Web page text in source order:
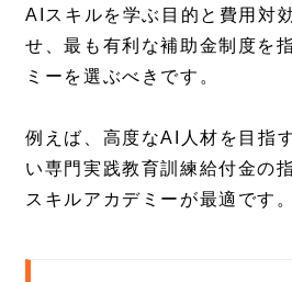
AIスキルを学ぶ目的と費用対
せ、最も有利な補助金制度を
ミーを選ぶべきです。
例えば、高度なAI人材を目指
い専門実践教育訓練給付金の
スキルアカデミーが最適です。